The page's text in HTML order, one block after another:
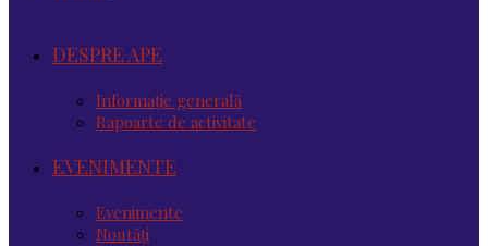
DESPRE APE
Informație generală
Rapoarte de activitate
EVENIMENTE
Evenimente
Noutăţi